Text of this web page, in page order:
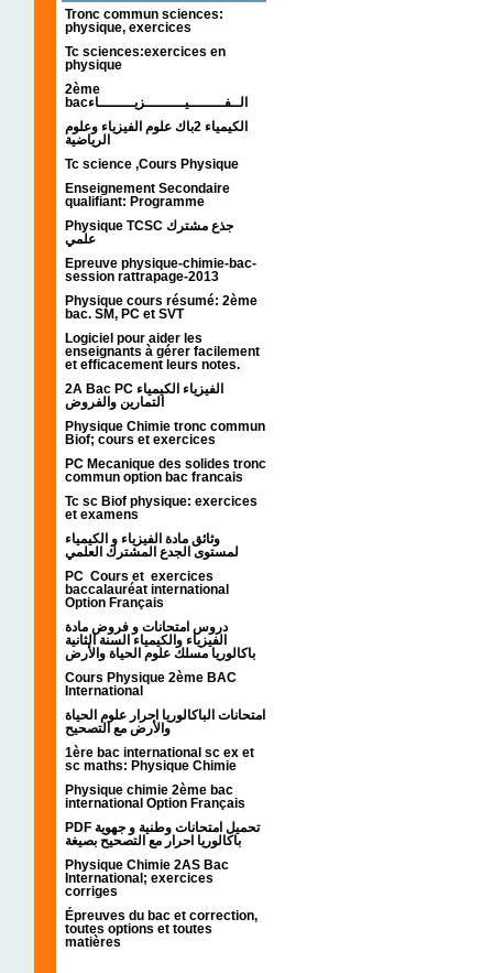
Tronc commun sciences:
physique, exercices
Tc sciences:exercices en
physique
2ème
bacالــفــــــــيـــــــــزيــــــــاء
الكيمياء 2باك علوم الفيزياء وعلوم
الرياضية
Tc science ,Cours Physique
Enseignement Secondaire
qualifiant: Programme
Physique TCSC جذع مشترك
علمي
Epreuve physique-chimie-bac-
session rattrapage-2013
Physique cours résumé: 2ème
bac. SM, PC et SVT
Logiciel pour aider les
enseignants à gérer facilement
et efficacement leurs notes.
2A Bac PC الفيزياء الكيمياء
التمارين والفروض
Physique Chimie tronc commun
Biof; cours et exercices
PC Mecanique des solides tronc
commun option bac francais
Tc sc Biof physique: exercices
et examens
وثائق مادة الفيزياء و الكيمياء
PC Cours et exercices
baccalauréat international
Option Français
دروس امتحانات و فروض مادة
الفيزياء والكيمياء السنة الثانية
باكالوريا مسلك علوم الحياة والأرض
Cours Physique 2ème BAC
International
امتحانات الباكالوريا احرار علوم الحياة
والأرض مع التصحيح
1ère bac international sc ex et
sc maths: Physique Chimie
Physique chimie 2ème bac
international Option Français
PDF تحميل امتحانات وطنية و جهوية
باكالوريا احرار مع التصحيح بصيغة
Physique Chimie 2AS Bac
International; exercices
corriges
Épreuves du bac et correction,
toutes options et toutes
matières